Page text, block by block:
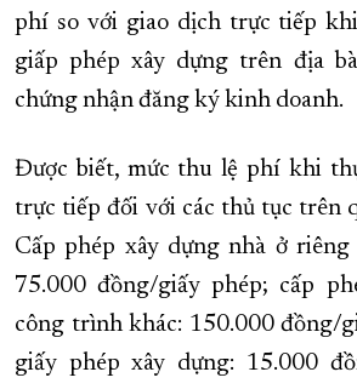
phí so với giao dịch trực tiếp
giấp phép xây dựng trên địa
chứng nhận đăng ký kinh doanh.
Được biết, mức thu lệ phí khi
trực tiếp đối với các thủ tục trên
Cấp phép xây dựng nhà ở riêng
75.000 đồng/giấy phép; cấp
công trình khác: 150.000 đồng/
giấy phép xây dựng: 15.000